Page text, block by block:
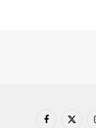
Facebook
X